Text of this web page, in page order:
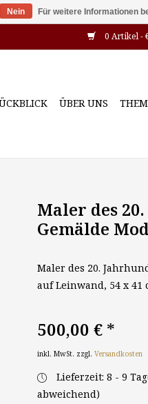
0 Artikel -
ÜBER UNS
Maler des
Gemälde
Maler des 20.
auf Leinwand, 54 x 41
500,00 € *
inkl. MwSt. zzgl. Versandkosten
Lieferzeit: 8 - 9
abweichend)
Nein Für weitere Informationen